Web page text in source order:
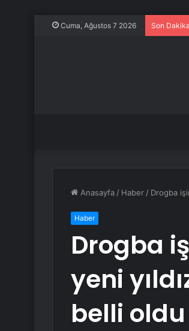
Cuma, Ağustos 7 2026 Son
Anasayfa / Haber / Drogba
Haber
Drogba
yeni
belli oldu